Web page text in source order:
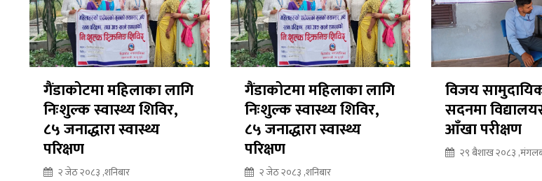
गैंडाकोटमा महिलाका लागि
निःशुल्क स्वास्थ्य शिविर,
८५ जनाद्धारा स्वास्थ्य
परिक्षण
२ जेठ २०८३ ,शनिबार
गैंडाकोटमा महिलाका लागि
निःशुल्क स्वास्थ्य शिविर,
८५ जनाद्धारा स्वास्थ्य
परिक्षण
२ जेठ २०८३ ,शनिबार
विजय
सदनमा
आँखा परीक्षण
२९ बैशाख २०८३